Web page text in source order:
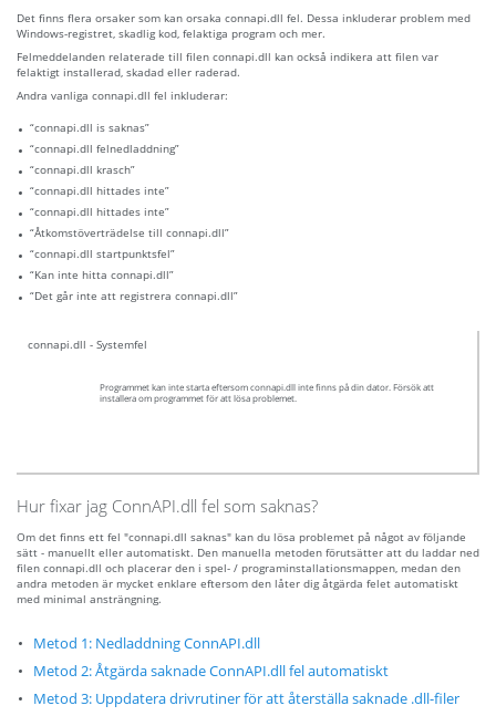
Det finns flera orsaker som kan orsaka connapi.dll fel. Dessa inkluderar problem med
Windows-registret, skadlig kod, felaktiga program och mer.
Felmeddelanden relaterade till filen connapi.dll kan också indikera att filen var
felaktigt installerad, skadad eller raderad.
Andra vanliga connapi.dll fel inkluderar:
“connapi.dll is saknas”
“connapi.dll felnedladdning”
“connapi.dll krasch”
“connapi.dll hittades inte”
“connapi.dll hittades inte”
“Åtkomstöverträdelse till connapi.dll”
“connapi.dll startpunktsfel”
“Kan inte hitta connapi.dll”
“Det går inte att registrera connapi.dll”
connapi.dll - Systemfel
Programmet kan inte starta eftersom connapi.dll inte finns på din dator. Försök att
installera om programmet för att lösa problemet.
Hur fixar jag ConnAPI.dll fel som saknas?
Om det finns ett fel "connapi.dll saknas" kan du lösa problemet på något av följande
sätt - manuellt eller automatiskt. Den manuella metoden förutsätter att du laddar ned
filen connapi.dll och placerar den i spel- / programinstallationsmappen, medan den
andra metoden är mycket enklare eftersom den låter dig åtgärda felet automatiskt
med minimal ansträngning.
Metod 1: Nedladdning ConnAPI.dll
Metod 2: Åtgärda saknade ConnAPI.dll fel automatiskt
Metod 3: Uppdatera drivrutiner för att återställa saknade .dll-filer